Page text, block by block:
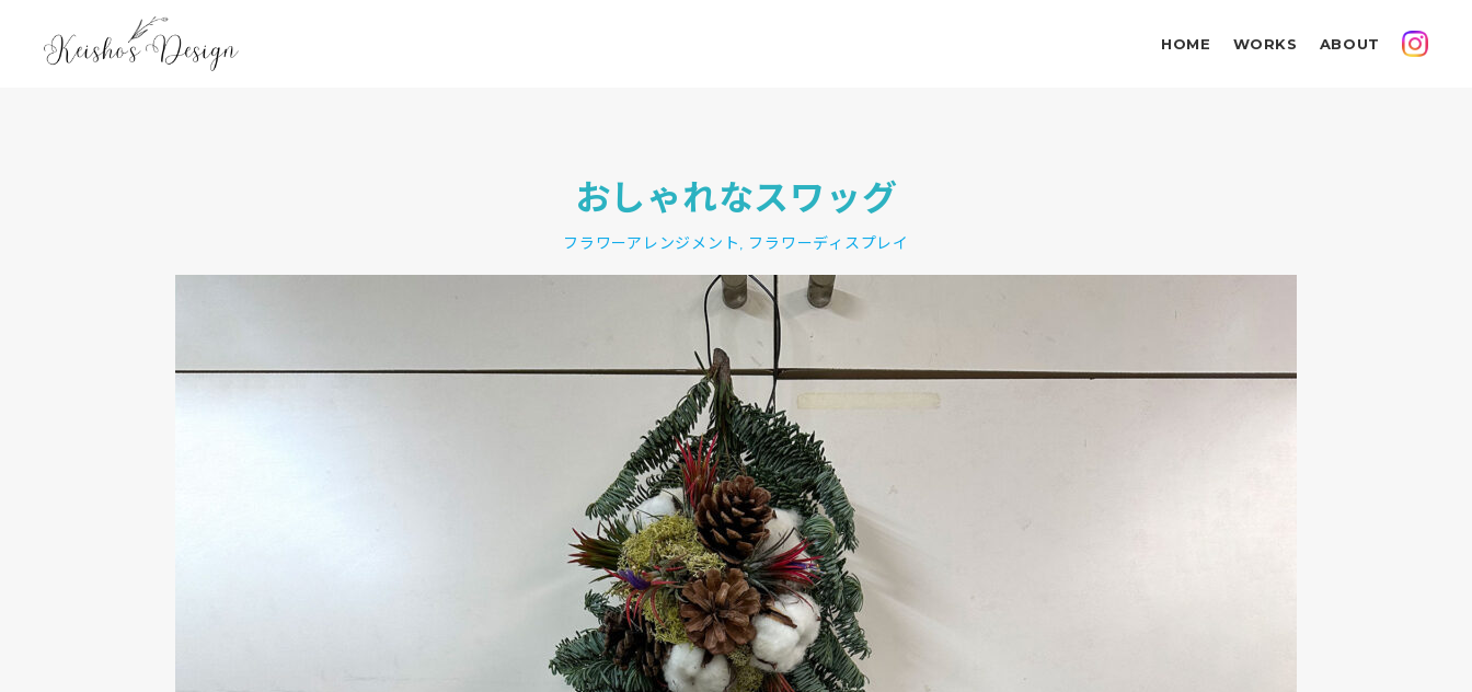
HOME WORKS ABOUT
おしゃれなスワッグ
フラワーアレンジメント , フラワーディスプレイ